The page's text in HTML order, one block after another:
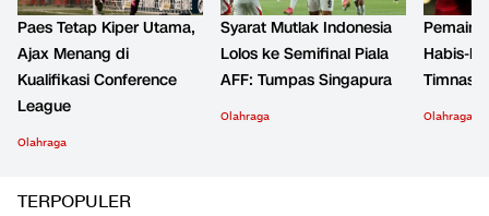
Paes Tetap Kiper Utama,
Ajax Menang di
Kualifikasi Conference
League
Olahraga
Syarat Mutlak Indonesia
Lolos ke Semifinal Piala
AFF: Tumpas Singapura
Olahraga
Pemain
Habis-
Timnas
Olahraga
TERPOPULER